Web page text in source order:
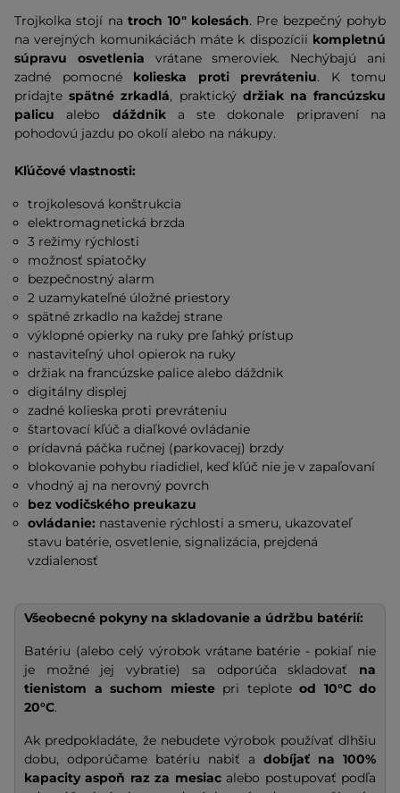
Trojkolka stojí natroch 10" kolesách. Pre bezpečný pohyb
na verejných komunikáciách máte k dispozícii kompletnú
súpravu osvetlenia vrátane smeroviek. Nechýbajú ani
zadné pomocné kolieska proti prevráteniu. K tomu
pridajtespätné zrkadlá, praktický držiak na francúzsku
palicu alebo dáždnika ste dokonale pripravení na
pohodovú jazdu po okolí alebo na nákupy.
Kľúčové vlastnosti:
trojkolesová konštrukcia
elektromagnetická brzda
3 režimy rýchlosti
možnosť spiatočky
bezpečnostný alarm
2 uzamykateľné úložné priestory
spätné zrkadlo na každej strane
výklopné opierky na ruky pre ľahký prístup
nastaviteľný uhol opierok na ruky
držiak na francúzske palice alebo dáždnik
digitálny displej
zadné kolieska proti prevráteniu
štartovací kľúč a diaľkové ovládanie
prídavná páčka ručnej (parkovacej) brzdy
blokovanie pohybu riadidiel, keď kľúč nie je v zapaľovaní
vhodný aj na nerovný povrch
bez vodičského preukazu
ovládanie: nastavenie rýchlosti a smeru, ukazovateľ
stavu batérie, osvetlenie, signalizácia, prejdená
vzdialenosť
Všeobecné pokyny na skladovanie a údržbu batérií:
Batériu (alebo celý výrobok vrátane batérie - pokiaľ nie
je možné jej vybratie) sa odporúča skladovať na
tienistom a suchom miestepri teplote od 10°C do
20°C.
Ak predpokladáte, že nebudete výrobok používať dlhšiu
dobu, odporúčame batériu nabiť a dobíjať na 100%
kapacity aspoň raz za mesiacalebo postupovať podľa